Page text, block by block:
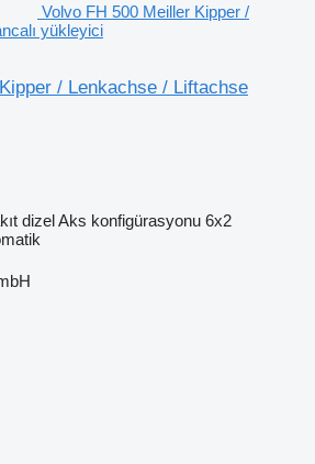
Volvo FH 500 Meiller Kipper /
yükleyici
/ Lenkachse / Liftachse
dizelAks konfigürasyonu 6x2